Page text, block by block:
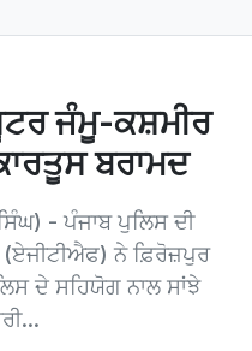
ਜੰਮੂ-ਕਸ਼ਮੀਰ
ਬਰਾਮਦ
- ਪੰਜਾਬ ਪੁਲਿਸ ਦੀ
ਨੇ ਫ਼ਿਰੋਜ਼ਪੁਰ
ਦੇ ਸਹਿਯੋਗ ਨਾਲ ਸਾਂਝੇ